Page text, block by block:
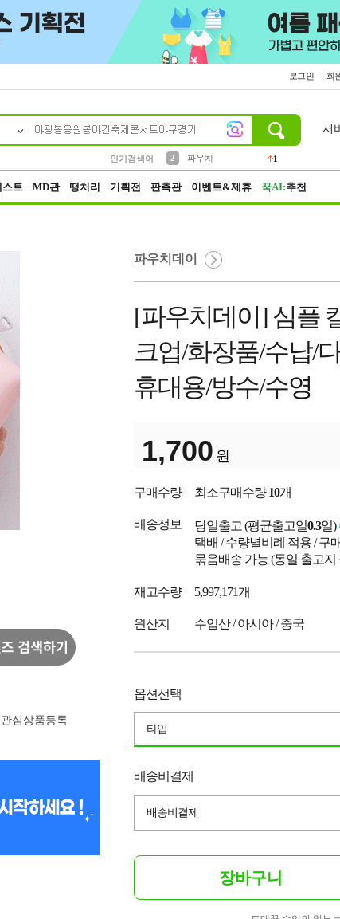
로그인 회
인기검색어
3
모자
2
서
스트 MD관 땡처리 기획전 판촉관 이벤트&제휴 꾹AI:추천
관심상품등록
파우치데이
[파우치데이] 심플
크업/화장품/수납/
휴대용/방수/수영
1,700 원
구매수량 최소구매수량10개
배송정보 당일출고 (평균출고일0.3일)
택배 / 수량별비례 적용 / 구
묶음배송 가능 (동일 출고지
재고수량 5,997,171개
원산지 수입산 / 아시아 / 중국
옵션선택
타입
배송비결제
배송비결제
장바구니